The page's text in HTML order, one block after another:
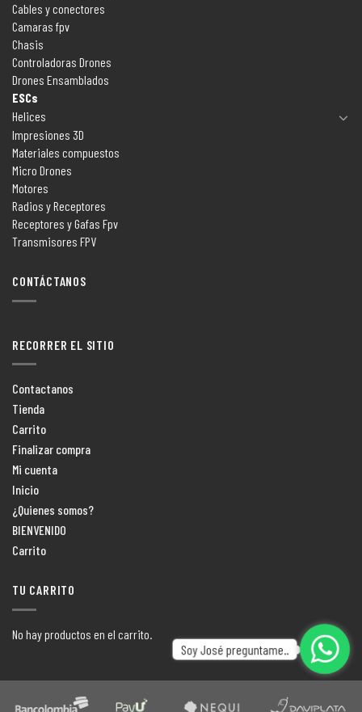
Cables y conectores
Camaras fpv
Chasis
Controladoras Drones
Drones Ensamblados
ESCs
Helices
Impresiones 3D
Materiales compuestos
Micro Drones
Motores
Radios y Receptores
Receptores y Gafas Fpv
Transmisores FPV
CONTÁCTANOS
RECORRER EL SITIO
Contactanos
Tienda
Carrito
Finalizar compra
Mi cuenta
Inicio
¿Quienes somos?
BIENVENIDO
Carrito
TU CARRITO
No hay productos en el carrito.
Soy José preguntame..